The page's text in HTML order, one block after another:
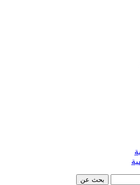
بحث عن